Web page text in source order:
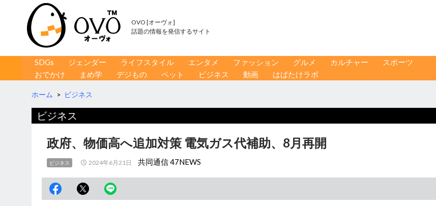
OVO [オーヴォ]
話題の情報を発信するサイト
コンテンツへ移動
SDGs ジェンダー ライフスタイル エンタメ ファッション グルメ カルチャー
スポーツ
おでかけ
まめ学 デジもの ペット ビジネス 動画 はばたけラボ
ホーム > ビジネス
ビジネス
政府、物価高へ追加対策 電気ガス代補助、8月再開
ビジネス 2024年6月21日 共同通信 47NEWS